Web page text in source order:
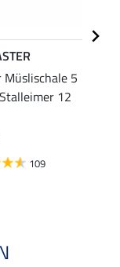
Müslischale 5
12
109